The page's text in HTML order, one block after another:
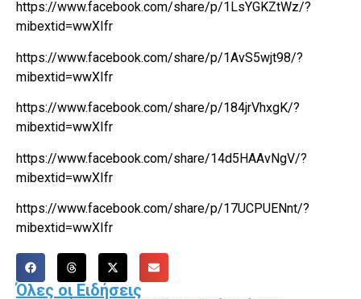
https://www.facebook.com/share/p/1LsYGKZtWz/?
mibextid=wwXIfr
https://www.facebook.com/share/p/1AvS5wjt98/?
mibextid=wwXIfr
https://www.facebook.com/share/p/184jrVhxgK/?
mibextid=wwXIfr
https://www.facebook.com/share/14d5HAAvNgV/?
mibextid=wwXIfr
https://www.facebook.com/share/p/17UCPUENnt/?
mibextid=wwXIfr
Όλες οι Ειδήσεις